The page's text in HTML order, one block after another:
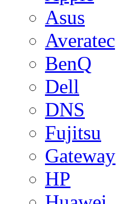
Asus
Averatec
BenQ
Dell
DNS
Fujitsu
Gateway
HP